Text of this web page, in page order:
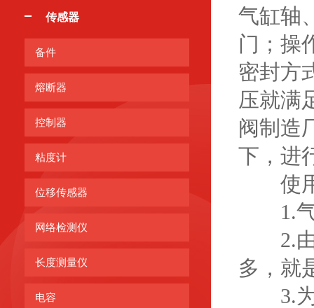
传感器
备件
熔断器
控制器
粘度计
位移传感器
网络检测仪
长度测量仪
电容
气缸轴
门；操
密封方
压就满
阀制造
下，进
使用
1.气
2.由
多，就
3.为